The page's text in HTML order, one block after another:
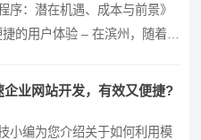
序：潜在机遇、成本与前景》
的用户体验 – 在滨州，随着汽
企业网站开发，有效又便捷?
小编为您介绍关于如何利用模